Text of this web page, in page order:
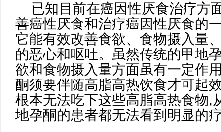
已知目前在癌因性厌食治疗方
善癌性厌食和治疗癌因性厌食的
它能有效改善食欲、食物摄入量
的恶心和呕吐。虽然传统的甲地
欲和食物摄入量方面虽有一定作
酮须要伴随高脂高热饮食才可起
根本无法吃下这些高脂高热食物,
地孕酮的患者都无法看到明显的